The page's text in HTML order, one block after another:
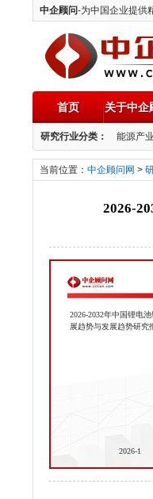
中企顾问-为中国企业提供
中企顾问
首页 关于中企
研究行业分类： 能源产业
当前位置： 中企顾问网 >
2026-
2026-2032年中国锂电
展趋势与发展趋势研究
2026-1